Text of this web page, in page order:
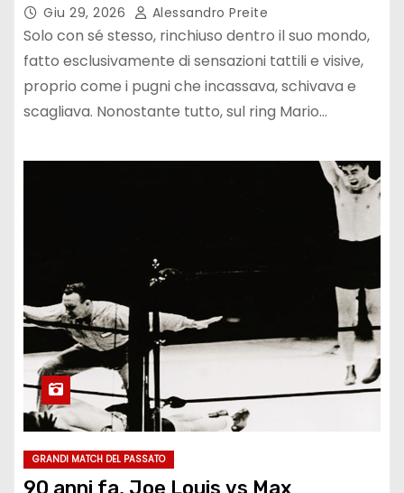
Giu 29, 2026 Alessandro Preite
Solo con sé stesso, rinchiuso dentro il suo mondo,
fatto esclusivamente di sensazioni tattili e visive,
proprio come i pugni che incassava, schivava e
scagliava. Nonostante tutto, sul ring Mario…
GRANDI MATCH DEL PASSATO
90 anni fa, Joe Louis vs Max